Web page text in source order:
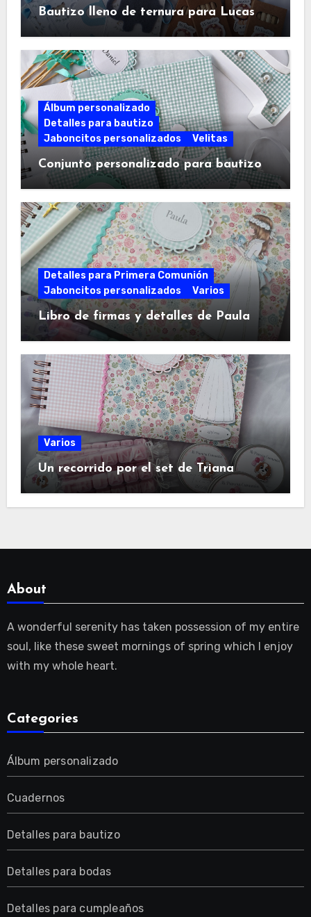
Bautizo lleno de ternura para Lucas
Álbum personalizado
Detalles para bautizo
Jaboncitos personalizados
Velitas
Conjunto personalizado para bautizo
Detalles para Primera Comunión
Jaboncitos personalizados
Varios
Libro de firmas y detalles de Paula
Varios
Un recorrido por el set de Triana
About
A wonderful serenity has taken possession of my entire
soul, like these sweet mornings of spring which I enjoy
with my whole heart.
Categories
Álbum personalizado
Cuadernos
Detalles para bautizo
Detalles para bodas
Detalles para cumpleaños